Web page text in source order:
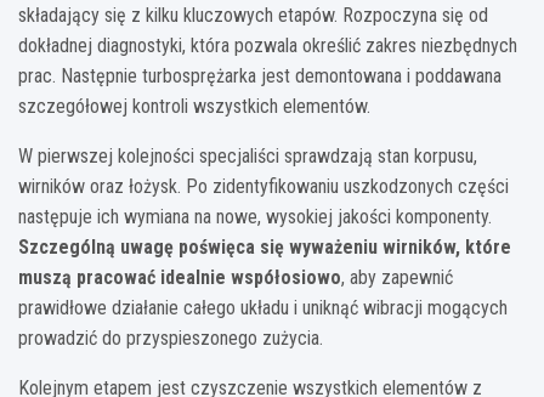
składający się z kilku kluczowych etapów. Rozpoczyna się od
dokładnej diagnostyki, która pozwala określić zakres niezbędnych
prac. Następnie turbosprężarka jest demontowana i poddawana
szczegółowej kontroli wszystkich elementów.
W pierwszej kolejności specjaliści sprawdzają stan korpusu,
wirników oraz łożysk. Po zidentyfikowaniu uszkodzonych części
następuje ich wymiana na nowe, wysokiej jakości komponenty.
Szczególną uwagę poświęca się wyważeniu wirników, które
muszą pracować idealnie współosiowo, aby zapewnić
prawidłowe działanie całego układu i uniknąć wibracji mogących
prowadzić do przyspieszonego zużycia.
Kolejnym etapem jest czyszczenie wszystkich elementów z